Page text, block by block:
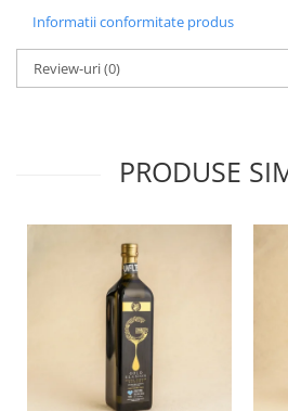
Informatii conformitate produs
Review-uri(0)
PRODUSE